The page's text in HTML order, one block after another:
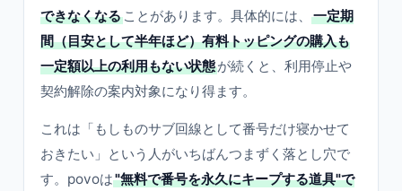
できなくなる ことがあります。具体的には、
一定期
間（目安として半年ほど）有料トッピングの購入も
一定額以上の利用もない状態が続くと、利用停止や
契約解除の案内対象になり得ます。
これは「もしものサブ回線として番号だけ寝かせて
おきたい」という人がいちばんつまずく落とし穴で
す。povoは"無料で番号を永久にキープする道具"で